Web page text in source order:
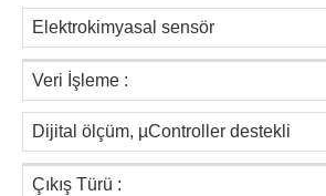
Elektrokimyasal sensör
Veri İşleme :
Dijital ölçüm, µController destekli
Çıkış Türü :